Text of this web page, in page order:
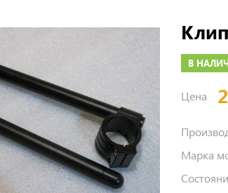
В
Цена
Марка